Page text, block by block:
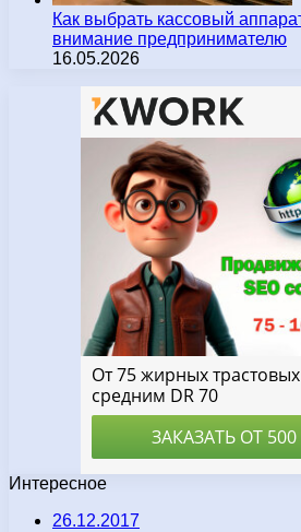
Как выбрать кассовый
внимание предпринимателю
16.05.2026
Интересное
26.12.2017